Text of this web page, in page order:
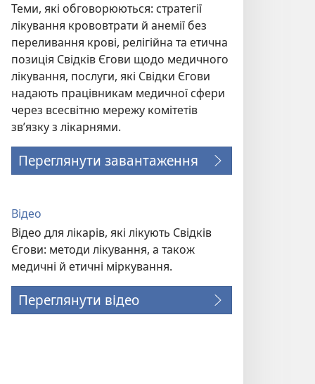
Теми, які обговорюються: стратегії
лікування крововтрати й анемії без
переливання крові, релігійна та етична
позиція Свідків Єгови щодо медичного
лікування, послуги, які Свідки Єгови
надають працівникам медичної сфери
через всесвітню мережу комітетів
зв’язку з лікарнями.
Переглянути завантаження
Відео
Відео для лікарів, які лікують Свідків
Єгови: методи лікування, а також
медичні й етичні міркування.
Переглянути відео